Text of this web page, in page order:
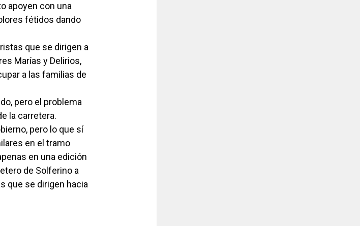
apoyen con una
fétidos dando
que se dirigen a
Marías y Delirios,
a las familias de
pero el problema
la carretera.
pero lo que sí
en el tramo
en una edición
de Solferino a
que se dirigen hacia